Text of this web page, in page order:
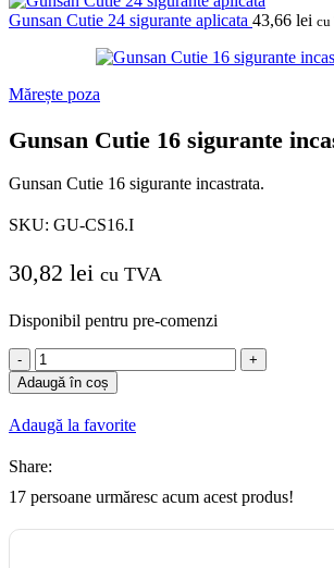
Gunsan Cutie 24 sigurante aplicata 43,66 lei cu
Mărește poza
Gunsan Cutie 16 sigurante
Gunsan Cutie 16 sigurante incastrata.
SKU: GU-CS16.I
30,82 lei cu TVA
Disponibil pentru pre-comenzi
Cantitate
Gunsan
Cutie
sigurante
Adaugă în coș
Adaugă la favorite
Share:
17 persoane urmăresc acum acest produs!